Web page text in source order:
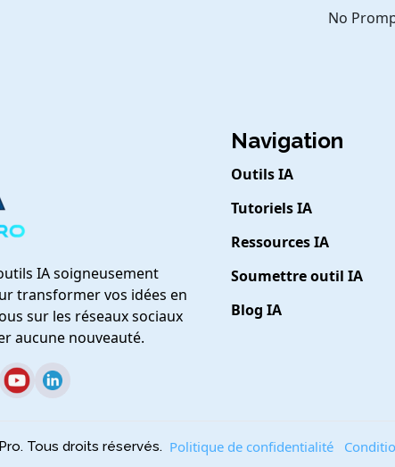
No
IA soigneusement
transformer vos idées en
sur les réseaux sociaux
aucune nouveauté.
Navigation
Outils IA
Tutoriels IA
Ressources IA
Soumettre outil IA
Blog IA
Tous droits réservés. Politique de confidentialité